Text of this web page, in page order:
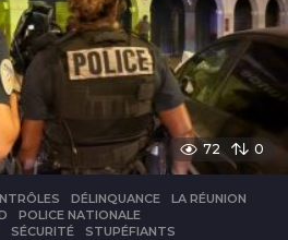
e
72 0
,DÉLINQUANCE ,LA RÉUNION
,POLICE NATIONALE
,SÉCURITÉ ,STUPÉFIANTS